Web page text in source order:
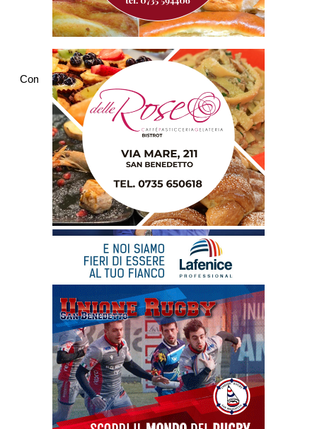
Commenti